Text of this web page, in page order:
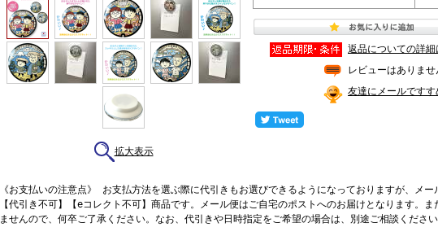
拡大表示
返品についての詳細
レビューはありませ
友達にメールですす
《お支払いの注意点》 お支払方法を選ぶ際に代引きもお選びできるようになっておりますが、メー
【代引き不可】【eコレクト不可】商品です。メール便はご自宅のポストへのお届けとなります。ま
ませんので、何卒ご了承ください。なお、代引きや日時指定をご希望の場合は、別途ご相談ください